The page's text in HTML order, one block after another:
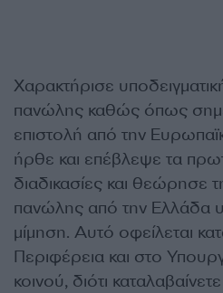
Χαρακτήρισε
πανώλης καθώς όπως
επιστολή από την
ήρθε και επέβλεψε τα
διαδικασίες και θεώρησε
πανώλης από την Ελλάδα
μίμηση. Αυτό οφείλεται
Περιφέρεια και στο
κοινού, διότι